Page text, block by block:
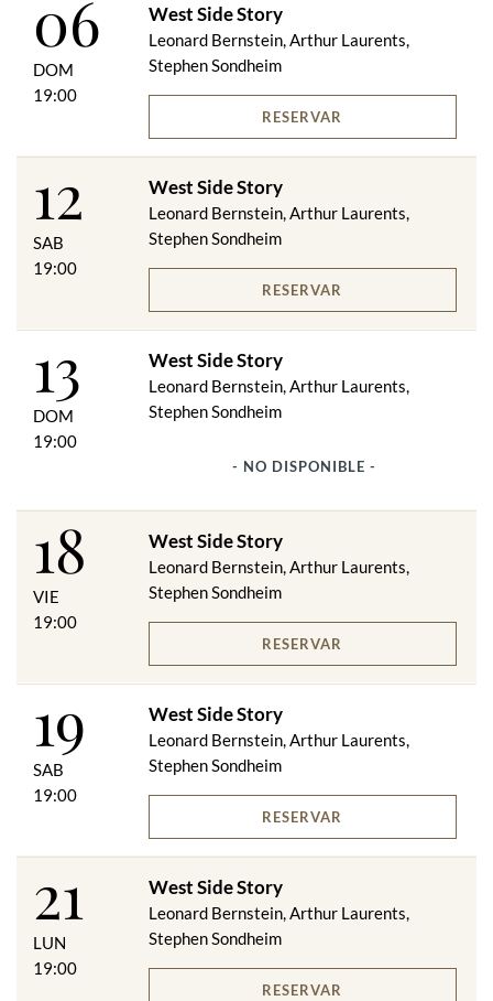
amigo matando a Bernardo, el hermano de su amante. María,
que todavía ama a Tony, acepta huir con él. Pero Tony recibe un
mensaje falso diciendo que María está muerta...
Se llama la atención, especialmente a las familias, sobre el
hecho de que West Side Story contiene representaciones de
violencia y violencia sexual.
Sujeto a cambios.
06
DOM
19:00
West Side Story
Leonard Bernstein, Arthur Laurents,
Stephen Sondheim
RESERVAR
12
SAB
19:00
West Side Story
Leonard Bernstein, Arthur Laurents,
Stephen Sondheim
RESERVAR
13
DOM
19:00
West Side Story
Leonard Bernstein, Arthur Laurents,
Stephen Sondheim
- NO DISPONIBLE -
18
VIE
19:00
West Side Story
Leonard Bernstein, Arthur Laurents,
Stephen Sondheim
RESERVAR
19
SAB
19:00
West Side Story
Leonard Bernstein, Arthur Laurents,
Stephen Sondheim
RESERVAR
21
LUN
19:00
West Side Story
Leonard Bernstein, Arthur Laurents,
Stephen Sondheim
RESERVAR